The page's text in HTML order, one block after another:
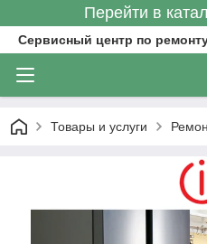
Перейти в
Сервисный центр по
Товары и услуги